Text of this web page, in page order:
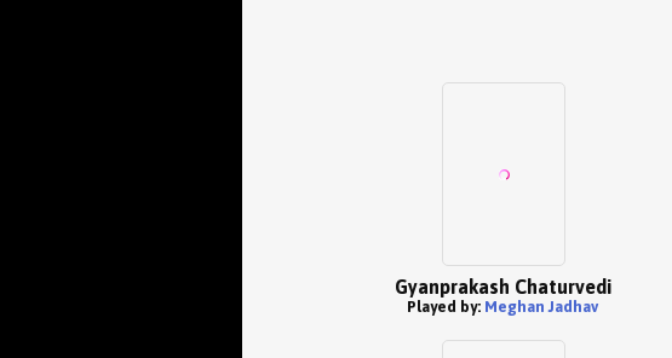
Gyanprakash Chaturvedi
Played by: Meghan Jadhav